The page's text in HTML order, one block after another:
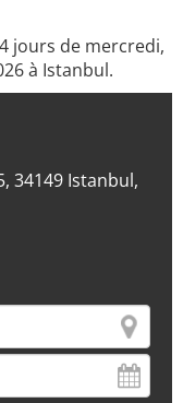
jours de mercredi,
à Istanbul.
34149 Istanbul,